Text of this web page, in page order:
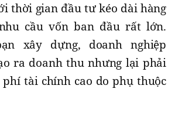
thời gian đầu tư kéo dài hàng
cầu vốn ban đầu rất lớn.
xây dựng, doanh nghiệp
ra doanh thu nhưng lại phải
tài chính cao do phụ thuộc